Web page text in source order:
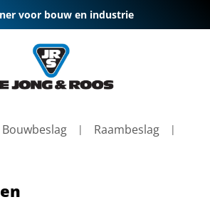
voor bouw en industrie
Bouwbeslag
Raambeslag